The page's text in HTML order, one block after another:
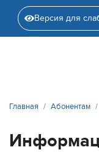
Версия для
Главная Абонентам